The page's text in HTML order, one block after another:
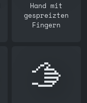
Hand mit
gespreizten
Fingern
🫱